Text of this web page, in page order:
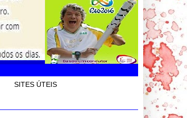
SITES ÚTEIS